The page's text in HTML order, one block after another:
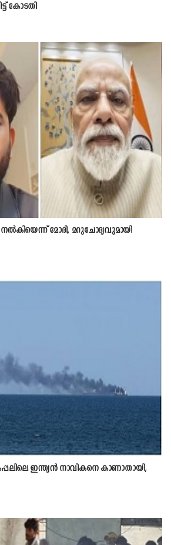
കോടതി
നൽകിയെന്ന് മോദി, മറുചോദ്യവുമായി
ഇന്ത്യൻ നാവികനെ കാണാതായി,